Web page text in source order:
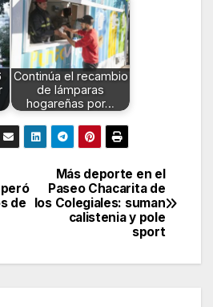
Continúa el recambio
de lámparas
hogareñas por…
Más deporte en el
Paseo Chacarita de
los Colegiales: suman
calistenia y pole
sport
de